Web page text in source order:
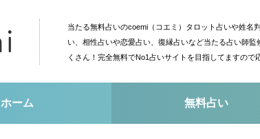
当たる無料占いのcoemi（コエミ）タロット占いや姓名
い、相性占いや恋愛占い、復縁占いなど当たる占い師監
くさん！完全無料でNo1占いサイトを目指してますので
ホーム 無料占い